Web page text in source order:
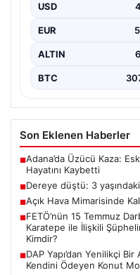
USD
EUR
ALTIN
BTC
Son Eklenen Haberler
■Adana’da Üzücü Kaza:
Hayatını Kaybetti
■Dereye düştü: 3
■Açık Hava Mimarisinde
■FETÖ’nün 15 Temmuz
Karatepe ile İlişkili
Kimdir?
■DAP Yapı’dan Yenilikçi
Kendini Ödeyen Konut